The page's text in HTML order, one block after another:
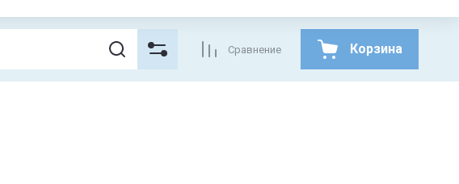
Сравнение Корзина